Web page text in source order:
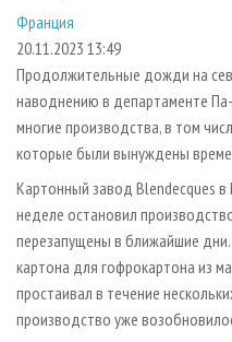
СУШКА ДРЕВЕСИНЫ
ПРОИЗВОДСТВО
ДЕРЕВЯННОЕ
ПРОИЗВОДСТВО МЕБЕЛИ
БИОЭНЕРГЕТИКА
ЦБП
ИНСТРУМЕНТ И
ПЕРСОНЫ
МОБИЛЬНЫЕ ВЫСТАВКИ
ОФИЦИАЛЬНЫЕ ДЕЛЕГАЦИИ
ПРИОРИТЕТНЫЕ
RUSSIAN FORESTRY
ГАЗЕТА ЛЕСПРОМФОРУМ
БИБЛИОТЕКА
КОНТАКТЫ
РЕКЛАМОДАТЕЛЯМ
РЕКЛАМА
РЕКЛАМА НА САЙТЕ
Франция
20.11.2023 13:49
Продолжительные дожди на
наводнению в департаменте
многие производства, в том
которые были вынуждены
Картонный завод Blendecques
неделе остановил
перезапущены в ближайшие
картона для гофрокартона из
простаивал в течение
производство уже